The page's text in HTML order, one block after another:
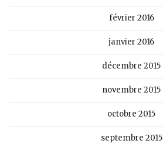
février 2016
janvier 2016
décembre 2015
novembre 2015
octobre 2015
septembre 2015